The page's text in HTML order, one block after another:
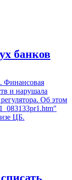
банков
Финансовая
и нарушала
Об этом
ЦБ.